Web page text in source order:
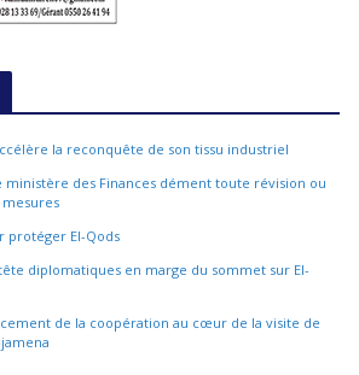
la reconquête de son tissu industriel
des Finances dément toute révision ou
protéger El-Qods
diplomatiques en marge du sommet sur El-
de la coopération au cœur de la visite de